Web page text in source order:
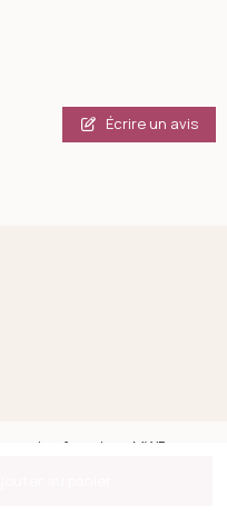
Écrire un avis
fourni par MWB